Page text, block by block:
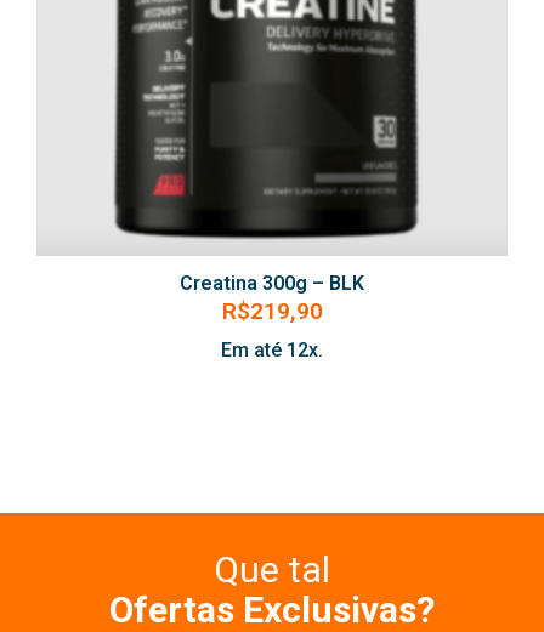
Creatina 300g – BLK
R$219,90
Em até 12x.
Que tal
Ofertas Exclusivas?